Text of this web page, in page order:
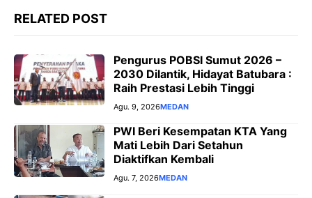
RELATED POST
Pengurus POBSI Sumut 2026 –
2030 Dilantik, Hidayat Batubara :
Raih Prestasi Lebih Tinggi
Agu. 9, 2026MEDAN
PWI Beri Kesempatan KTA Yang
Mati Lebih Dari Setahun
Diaktifkan Kembali
Agu. 7, 2026MEDAN